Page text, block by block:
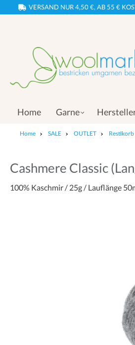
VERSAND NUR 4,50 €, AB 55 €
Home Garne
Home SALE OUTLET Restlkorb
Cashmere Classic
100% Kaschmir / 25g / Lauflänge